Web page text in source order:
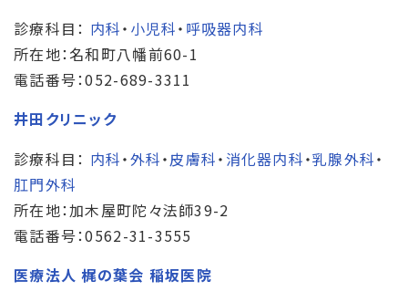
診療科目： 内科・ 小児科・ 呼吸器内科
所在地：名和町八幡前60-1
電話番号：052-689-3311
井田クリニック
診療科目： 内科・外科・皮膚科・ 消化器内科・乳腺外科・
肛門外科
所在地：加木屋町陀々法師39-2
電話番号：0562-31-3555
医療法人 梶の葉会 稲坂医院